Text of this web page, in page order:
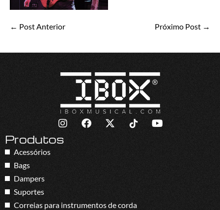
← Post Anterior Próximo Post →
Produtos
Acessórios
Bags
Dampers
Suportes
Correias para instrumentos de corda